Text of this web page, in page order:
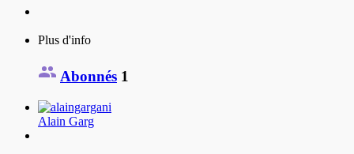
Plus d'info
Abonnés 1
Alain Garg